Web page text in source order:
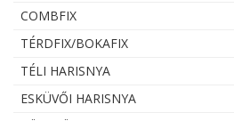
COMBFIX
TÉRDFIX/BOKAFIX
TÉLI HARISNYA
ESKÜVŐI HARISNYA